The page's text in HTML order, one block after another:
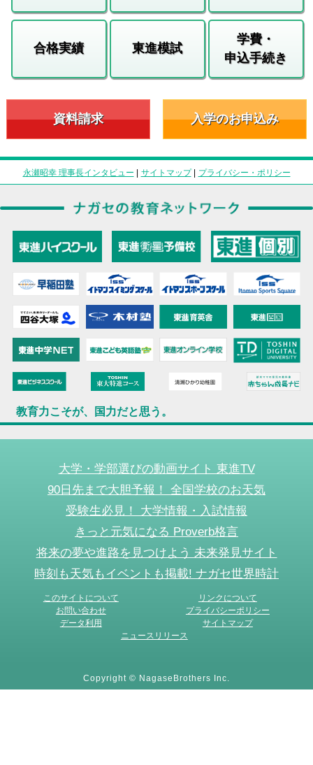
合格実績 東進模試
学費・
申込手続き
資料請求 入学のお申込み
永瀬昭幸 理事長インタビュー | サイトマップ| プライバシー・ポリシー
教育力こそが、国力だと思う。
大学・学部選びの動画サイト 東進TV
90日先まで大胆予報！ 全国学校のお天気
受験生必見！ 大学情報・入試情報
きっと元気になる Proverb格言
将来の夢や進路を見つけよう 未来発見サイト
時刻も天気もイベントも掲載! ナガセ世界時計
このサイトについて
リンクについて
お問い合わせ
プライバシーポリシー
データ利用
サイトマップ
ニュースリリース
Copyright © NagaseBrothers Inc.